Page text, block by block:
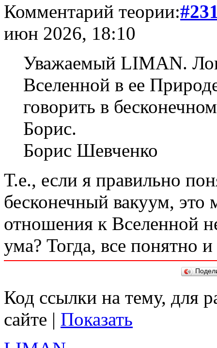
Комментарий теории:
июн 2026, 18:10
Уважаемый LIMAN.
Вселенной в ее
говорить в
Борис.
Борис Шевченко
Т.е., если я правильно
бесконечный вакуум, это
отношения к Вселенной
ума? Тогда, все понятно и
Код ссылки на тему, для
сайте | Показать